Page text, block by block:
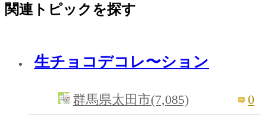
関連トピックを探す
生チョコデコレ〜ション
群馬県太田市(7,085) 0